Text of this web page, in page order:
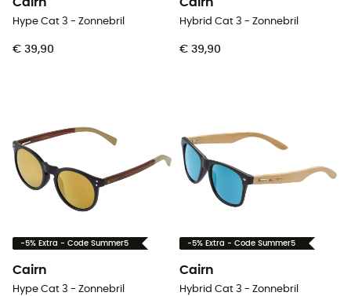
Hype Cat 3 - Zonnebril
€ 39,90
Hybrid Cat 3 - Zonnebril
€ 39,90
-5% Extra - Code Summer5
Cairn
Hype Cat 3 - Zonnebril
-5% Extra - Code Summer5
Cairn
Hybrid Cat 3 - Zonnebril